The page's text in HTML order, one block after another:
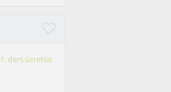
1. ders ücretsiz